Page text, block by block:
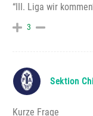
“III. Liga wir
3
Sektion
Kurze Frage